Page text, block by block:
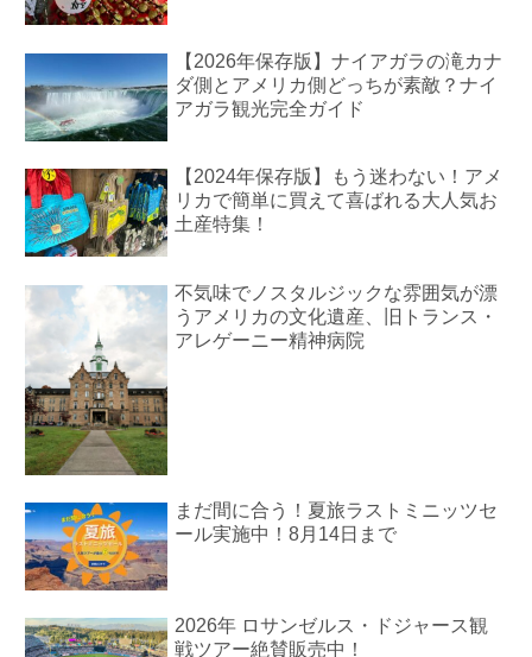
【2026年保存版】ナイアガラの滝カナ
ダ側とアメリカ側どっちが素敵？ナイ
アガラ観光完全ガイド
【2024年保存版】もう迷わない！アメ
リカで簡単に買えて喜ばれる大人気お
土産特集！
不気味でノスタルジックな雰囲気が漂
うアメリカの文化遺産、旧トランス・
アレゲーニー精神病院
まだ間に合う！夏旅ラストミニッツセ
ール実施中！8月14日まで
2026年 ロサンゼルス・ドジャース観
戦ツアー絶賛販売中！